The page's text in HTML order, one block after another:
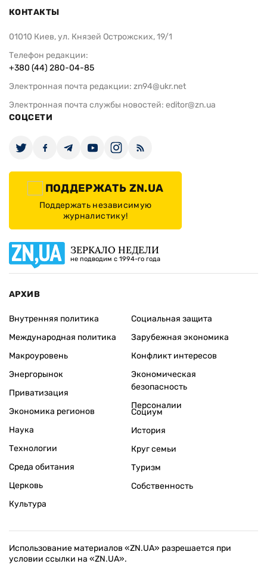
КОНТАКТЫ
01010 Киев, ул. Князей Острожских, 19/1
Телефон редакции:
+380 (44) 280-04-85
Электронная почта редакции: zn94@ukr.net
Электронная почта службы новостей: editor@zn.ua
СОЦСЕТИ
ПОДДЕРЖАТЬ ZN.UA
Поддержать независимую
журналистику!
ЗЕРКАЛО НЕДЕЛИ
не подводим с 1994-го года
АРХИВ
Внутренняя политика
Международная политика
Макроуровень
Энергорынок
Приватизация
Экономика регионов
Социальная защита
Зарубежная экономика
Конфликт интересов
Экономическая
безопасность
Персоналии
Наука
Технологии
Среда обитания
Церковь
Культура
Социум
История
Круг семьи
Туризм
Собственность
Использование материалов «ZN.UA» разрешается при
условии ссылки на «ZN.UA».